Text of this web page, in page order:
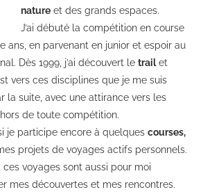
nature et des grands espaces.
J’ai débuté la compétition en course
ans, en parvenant en junior et espoir au
Dès 1999, j’ai découvert le trailet
vers ces disciplines que je me suis
la suite, avec une attirance vers les
de toute compétition.
je participe encore à quelques courses,
projets de voyages actifs personnels.
voyages sont aussi pour moi
mes découvertes et mes rencontres.